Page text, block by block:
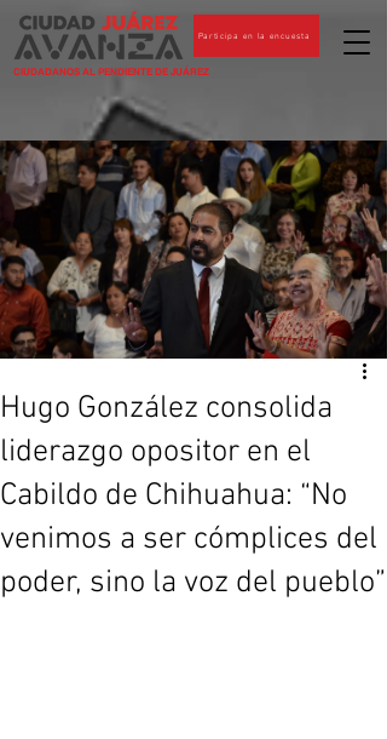
CIUDADANOS AL PENDIENTE DE JUÁREZ
Participa en la encuesta
Hugo González consolida
liderazgo opositor en el
Cabildo de Chihuahua: “No
venimos a ser cómplices del
poder, sino la voz del pueblo”